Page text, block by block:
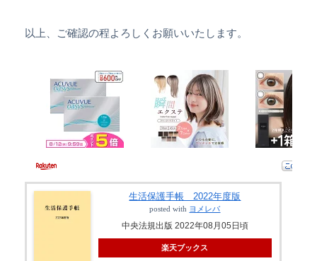
以上、ご確認の程よろしくお願いいたします。
生活保護手帳 2022年度版
posted with ヨメレバ
中央法規出版 2022年08月05日頃
楽天ブックス